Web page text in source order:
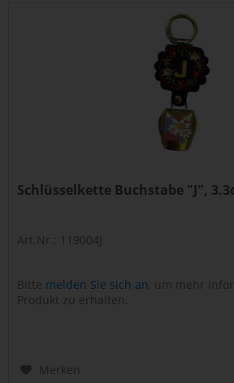
Schlüsselkette Buchstabe "J",
Art.Nr.: 119004J
Bitte melden Sie sich an, um mehr
Produkt zu erhalten.
Merken